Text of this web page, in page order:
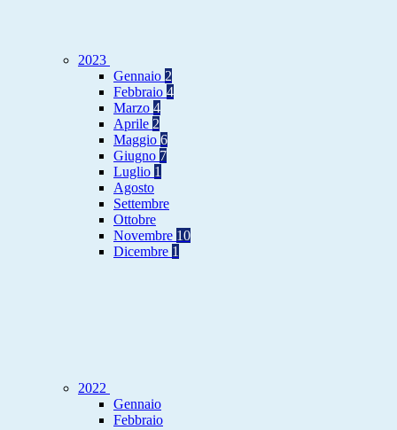
2023
Gennaio 2
Febbraio 4
Marzo 4
Aprile 2
Maggio 6
Giugno 7
Luglio 1
Agosto
Settembre
Ottobre
Novembre 10
Dicembre 1
2022
Gennaio
Febbraio